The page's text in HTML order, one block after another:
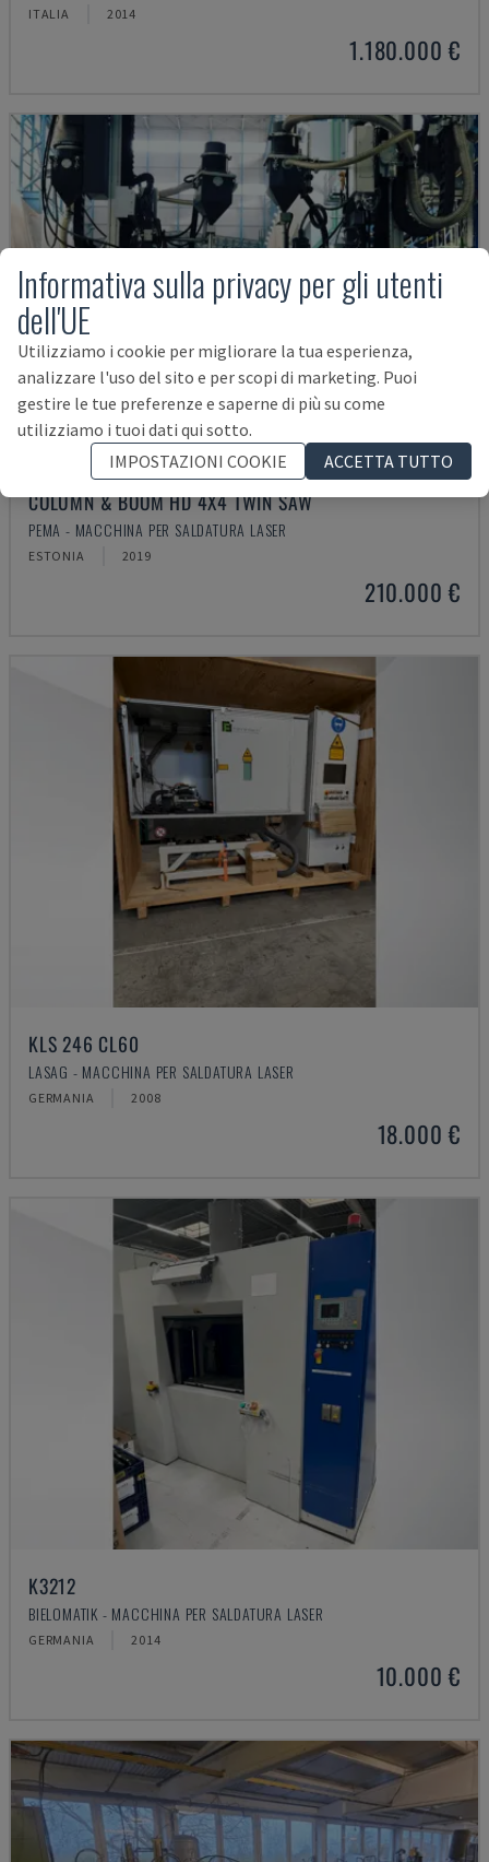
ITALIA 2014
1.180.000 €
COLUMN & BOOM HD 4X4 TWIN SAW
PEMA - MACCHINA PER SALDATURA LASER
ESTONIA 2019
210.000 €
KLS 246 CL60
LASAG - MACCHINA PER SALDATURA LASER
GERMANIA 2008
18.000 €
K3212
BIELOMATIK - MACCHINA PER SALDATURA LASER
GERMANIA 2014
10.000 €
Informativa sulla privacy per gli utenti
dell'UE
Utilizziamo i cookie per migliorare la tua esperienza,
analizzare l'uso del sito e per scopi di marketing. Puoi
gestire le tue preferenze e saperne di più su come
utilizziamo i tuoi dati qui sotto.
IMPOSTAZIONI COOKIE
ACCETTA TUTTO